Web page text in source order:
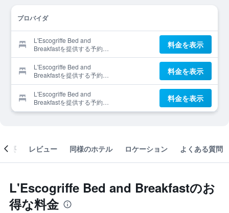
プロバイダ
L'Escogriffe Bed and
Breakfastを提供する予約サ
イト
料金を表示
L'Escogriffe Bed and
Breakfastを提供する予約サ
イト
料金を表示
L'Escogriffe Bed and
Breakfastを提供する予約サ
イト
料金を表示
概要 レビュー 同様のホテル ロケーション よくある質問
L'Escogriffe Bed and Breakfastのお
得な料金